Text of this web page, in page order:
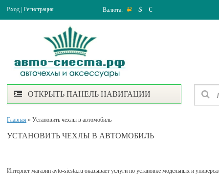
Вход Регистрация Валюта: Р $ €
ОТКРЫТЬ ПАНЕЛЬ НАВИГАЦИИ
Главная » Установить чехлы в автомобиль
УСТАНОВИТЬ ЧЕХЛЫ В АВТОМОБИЛЬ
Интернет магазин avto-siesta.ru оказывает услуги по установке модельных и